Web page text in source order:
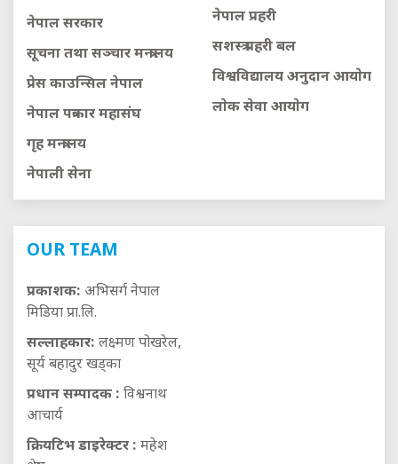
नेपाल सरकार
सूचना तथा सञ्चार मन्त्रालय
प्रेस काउन्सिल नेपाल
नेपाल पत्रकार महासंघ
गृह मन्त्रालय
नेपाली सेना
नेपाल प्रहरी
सशस्त्र प्रहरी बल
विश्वविद्यालय अनुदान आयाेग
लाेक सेवा आयाेग
OUR TEAM
प्रकाशक: अभिसर्ग नेपाल
मिडिया प्रा.लि.
सल्लाहकार: लक्ष्मण पोखरेल,
सूर्य बहादुर खड्का
प्रधान सम्पादक : विश्वनाथ
आचार्य
क्रियटिभ डाइरेक्टर : महेश